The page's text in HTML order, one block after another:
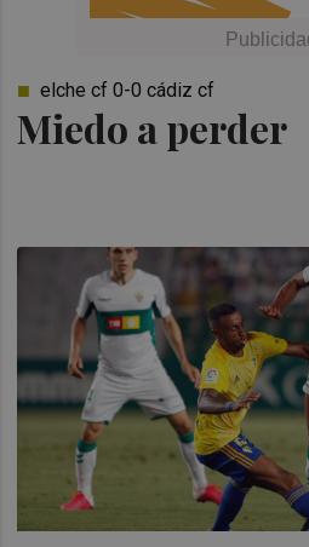
Miedo a perder
elche cf 0-0 cádiz cf